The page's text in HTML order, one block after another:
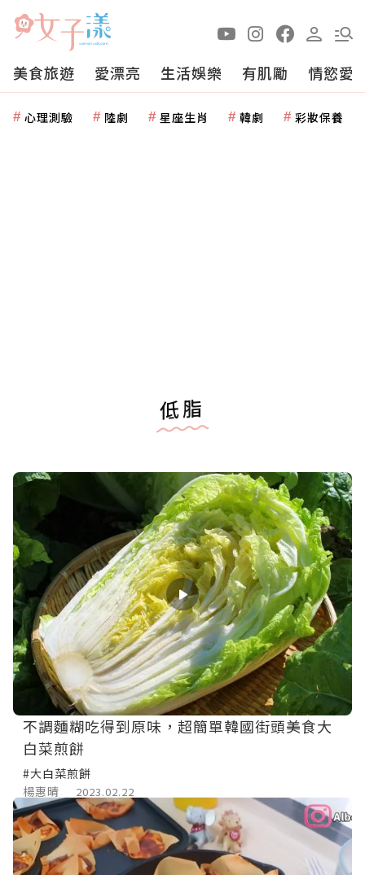
美食旅遊 愛漂亮 生活娛樂 有肌勵 情慾愛
心理測驗 陸劇 星座生肖 韓劇 彩妝保養
低脂
不調麵糊吃得到原味，超簡單韓國街頭美食大
白菜煎餅
#大白菜煎餅
楊惠晴
2023.02.22